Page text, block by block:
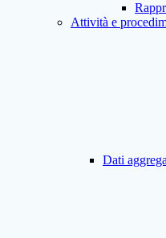
Attività e
Dati